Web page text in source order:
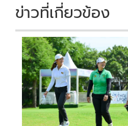
ข่าวที่เกี่ยวข้อง